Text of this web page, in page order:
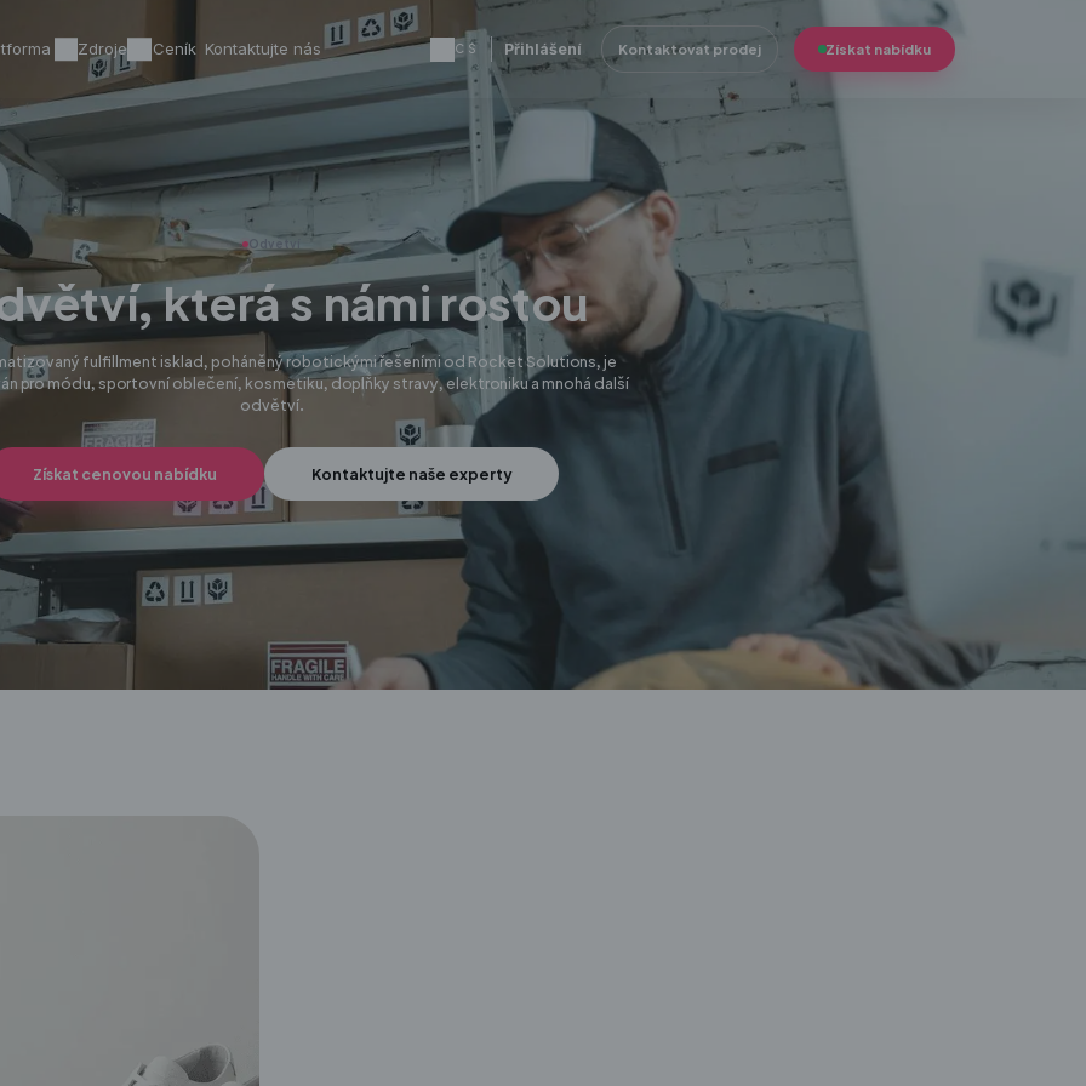
Zdroje Ceník Kontaktujte nás CS Přihlášení Kontaktovat prodej Získat nabídku
Odvětví
která s námi rostou
fulfillment isklad, poháněný robotickými řešeními od Rocket Solutions, je
pro módu, sportovní oblečení, kosmetiku, doplňky stravy, elektroniku a mnohá další
odvětví.
Získat cenovou nabídku Kontaktujte naše experty